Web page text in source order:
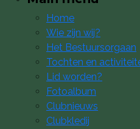
Home
Wie zijn wij?
Het Bestuursorgaan
Tochten en
Lid worden?
Fotoalbum
Clubnieuws
Clubkledij